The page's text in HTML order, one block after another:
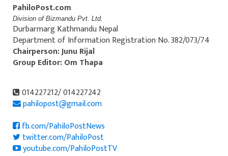
PahiloPost.com
Division of Bizmandu Pvt. Ltd.
Durbarmarg Kathmandu Nepal
Department of Information Registration No. 382/073/74
Chairperson: Junu Rijal
Group Editor: Om Thapa
014227212/ 014227242
pahilopost@gmail.com
fb.com/PahiloPostNews
twitter.com/PahiloPost
youtube.com/PahiloPostTV